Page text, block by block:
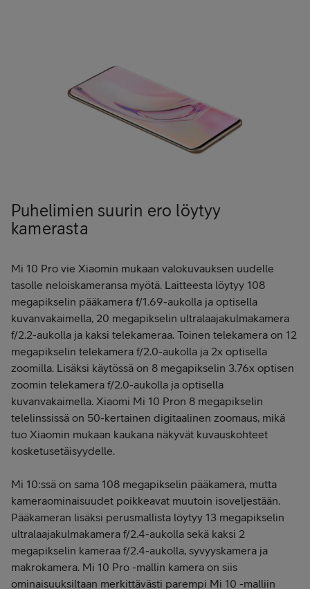
Puhelimien suurin ero löytyy
kamerasta
Mi 10 Pro vie Xiaomin mukaan valokuvauksen uudelle
tasolle neloiskameransa myötä. Laitteesta löytyy 108
megapikselin pääkamera f/1.69-aukolla ja optisella
kuvanvakaimella, 20 megapikselin ultralaajakulmakamera
f/2.2-aukolla ja kaksi telekameraa. Toinen telekamera on 12
megapikselin telekamera f/2.0-aukolla ja 2x optisella
zoomilla. Lisäksi käytössä on 8 megapikselin 3.76x optisen
zoomin telekamera f/2.0-aukolla ja optisella
kuvanvakaimella. Xiaomi Mi 10 Pron 8 megapikselin
telelinssissä on 50-kertainen digitaalinen zoomaus, mikä
tuo Xiaomin mukaan kaukana näkyvät kuvauskohteet
kosketusetäisyydelle.
Mi 10:ssä on sama 108 megapikselin pääkamera, mutta
kameraominaisuudet poikkeavat muutoin isoveljestään.
Pääkameran lisäksi perusmallista löytyy 13 megapikselin
ultralaajakulmakamera f/2.4-aukolla sekä kaksi 2
megapikselin kameraa f/2.4-aukolla, syvyyskamera ja
makrokamera. Mi 10 Pro -mallin kamera on siis
ominaisuuksiltaan merkittävästi parempi Mi 10 -malliin